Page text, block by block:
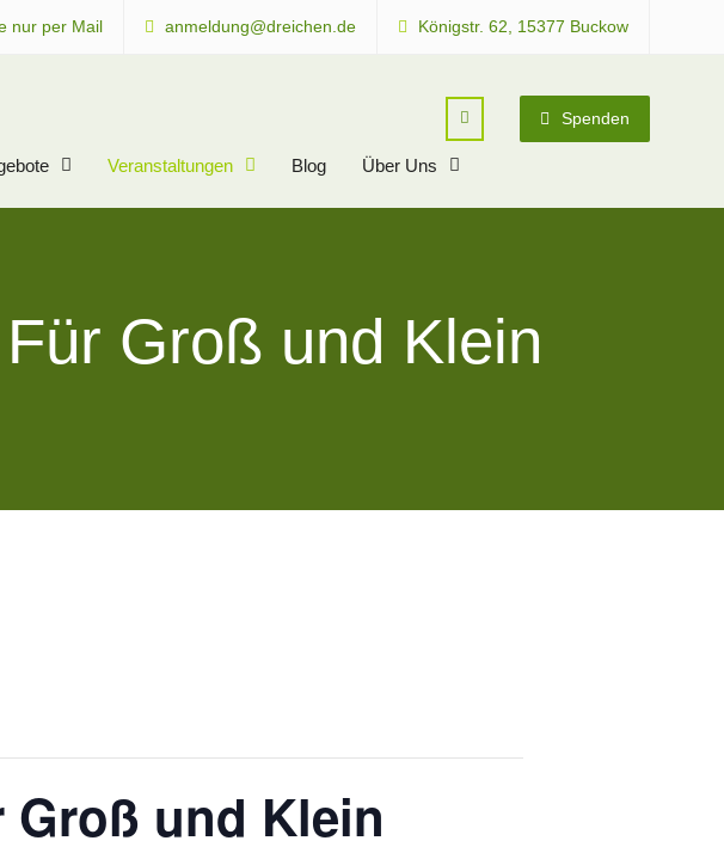
nur per Mail anmeldung@dreichen.de Königstr. 62, 15377 Buckow
Spenden
Veranstaltungen Blog Über Uns
Groß und Klein
Groß und Klein